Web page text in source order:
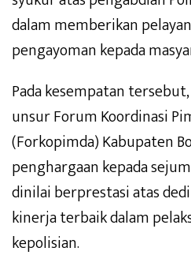
dalam memberikan
pengayoman kepada
Pada kesempatan
unsur Forum Koordinasi
(Forkopimda) Kabupaten
penghargaan kepada
dinilai berprestasi atas
kinerja terbaik dalam
kepolisian.